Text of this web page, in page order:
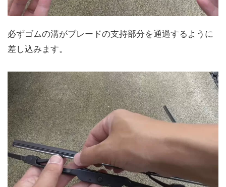
必ずゴムの溝がブレードの支持部分を通過するように
差し込みます。